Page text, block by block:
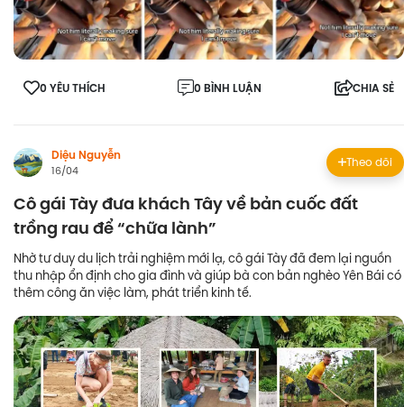
0 YÊU THÍCH 0 BÌNH LUẬN CHIA SẺ
Diệu Nguyễn
16/04
Theo dõi
Cô gái Tày đưa khách Tây về bản cuốc đất
trồng rau để “chữa lành”
Nhờ tư duy du lịch trải nghiệm mới lạ, cô gái Tày đã đem lại nguồn
thu nhập ổn định cho gia đình và giúp bà con bản nghèo Yên Bái có
thêm công ăn việc làm, phát triển kinh tế.